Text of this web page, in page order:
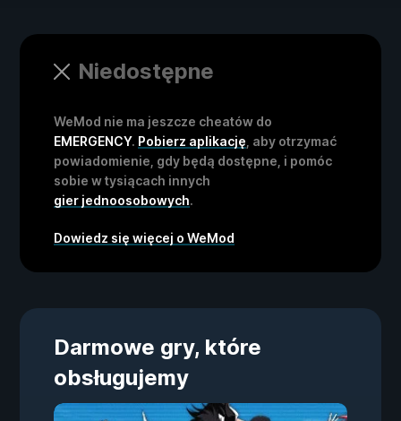
Niedostępne
WeMod nie ma jeszcze cheatów do
EMERGENCY. Pobierz aplikację , aby otrzymać
powiadomienie, gdy będą dostępne, i pomóc
sobie w tysiącach innych
gier jednoosobowych.
Dowiedz się więcej o WeMod
Darmowe gry, które
obsługujemy